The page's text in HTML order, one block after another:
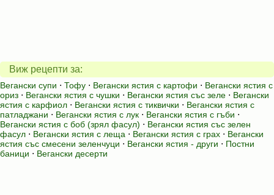
Виж рецепти за:
Вегански супи ⋅ Тофу ⋅ Вегански ястия с картофи ⋅ Вегански ястия с
ориз ⋅ Вегански ястия с чушки ⋅ Вегански ястия със зеле ⋅ Вегански
ястия с карфиол ⋅ Вегански ястия с тиквички ⋅ Вегански ястия с
патладжани ⋅ Вегански ястия с лук ⋅ Вегански ястия с гъби ⋅
Вегански ястия с боб (зрял фасул) ⋅ Вегански ястия със зелен
фасул ⋅ Вегански ястия с леща ⋅ Вегански ястия с грах ⋅ Вегански
ястия със смесени зеленчуци ⋅ Вегански ястия - други ⋅ Постни
баници ⋅ Вегански десерти